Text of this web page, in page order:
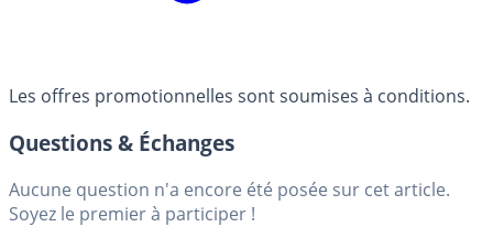
Les offres promotionnelles sont soumises à conditions.
Questions & Échanges
Aucune question n'a encore été posée sur cet article.
Soyez le premier à participer !